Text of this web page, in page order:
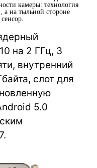
камеры: технология
а на тыльной стороне
на 2 ГГц, 3
внутренний
слот для
5.0